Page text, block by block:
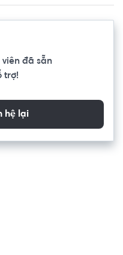
viên đã sẵn
trợ!
hệ lại